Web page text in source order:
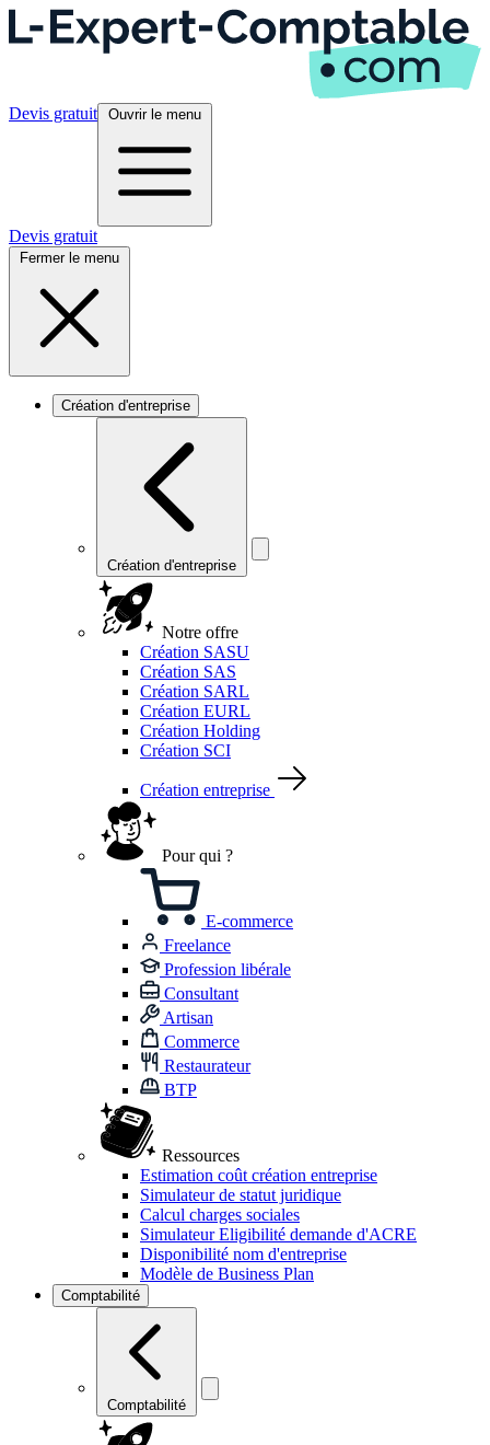
Devis gratuit Ouvrir le menu
Devis gratuit
Fermer le menu
Création d'entreprise
Création d'entreprise
Notre offre
Création SASU
Création SAS
Création SARL
Création EURL
Création Holding
Création SCI
Création entreprise
Pour qui ?
E-commerce
Freelance
Profession libérale
Consultant
Artisan
Commerce
Restaurateur
BTP
Ressources
Estimation coût création entreprise
Simulateur de statut juridique
Calcul charges sociales
Simulateur Eligibilité demande d'ACRE
Disponibilité nom d'entreprise
Modèle de Business Plan
Comptabilité
Comptabilité